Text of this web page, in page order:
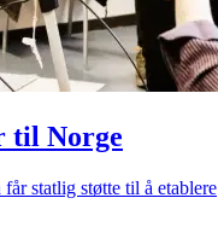
til Norge
statlig støtte til å etablere